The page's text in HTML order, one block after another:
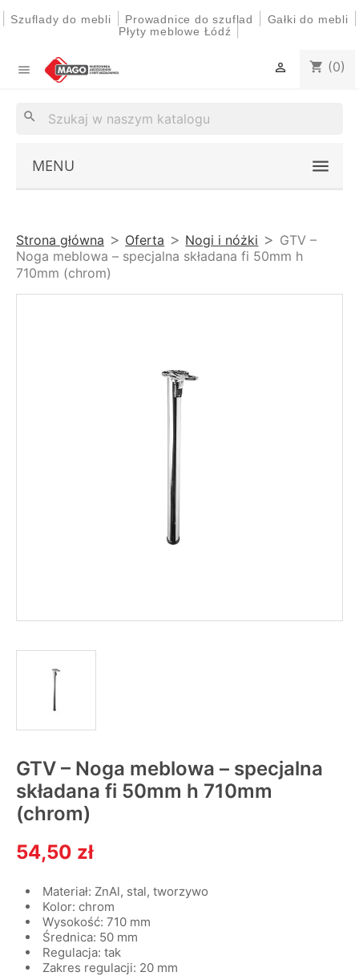
Szuflady do mebli Prowadnice do szuflad Gałki do mebli
Płyty meblowe Łódź
 shopping_cart (0)

search
MENU
Strona główna Oferta Nogi i nóżki
GTV –
Noga meblowa – specjalna składana fi 50mm h
710mm (chrom)
GTV – Noga meblowa – specjalna
składana fi 50mm h 710mm
(chrom)
54,50 zł
Materiał: ZnAl, stal, tworzywo
Kolor: chrom
Wysokość: 710 mm
Średnica: 50 mm
Regulacja: tak
Zakres regulacji: 20 mm